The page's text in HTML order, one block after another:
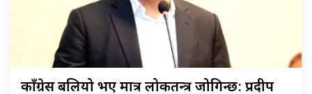
काँग्रेस बलियो भए मात्र लोकतन्त्र जोगिन्छ: प्रदीप